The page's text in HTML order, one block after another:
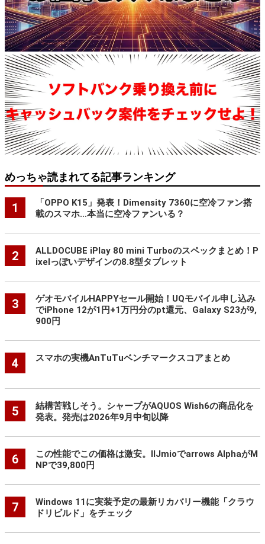
めっちゃ読まれてる記事ランキング
1
「OPPO K15」発表！Dimensity 7360に空冷ファン搭
載のスマホ…本当に空冷ファンいる？
2
ALLDOCUBE iPlay 80 mini Turboのスペックまとめ！P
ixelっぽいデザインの8.8型タブレット
3
ゲオモバイルHAPPYセール開始！UQモバイル申し込み
でiPhone 12が1円+1万円分のpt還元、Galaxy S23が9,
900円
4 スマホの実機AnTuTuベンチマークスコアまとめ
5
結構苦戦しそう。シャープがAQUOS Wish6の商品化を
発表。発売は2026年9月中旬以降
6
この性能でこの価格は激安。IIJmioでarrows AlphaがM
NPで39,800円
7
Windows 11に実装予定の最新リカバリー機能「クラウ
ドリビルド」をチェック